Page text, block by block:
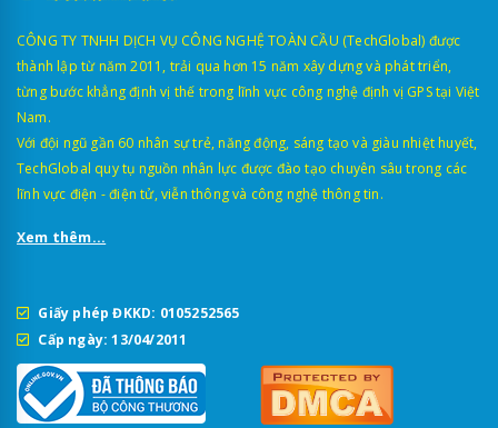
CÔNG TY TNHH DỊCH VỤ CÔNG NGHỆ TOÀN CẦU (TechGlobal) được
thành lập từ năm 2011, trải qua hơn 15 năm xây dựng và phát triển,
từng bước khẳng định vị thế trong lĩnh vực công nghệ định vị GPS tại Việt
Nam.
Với đội ngũ gần 60 nhân sự trẻ, năng động, sáng tạo và giàu nhiệt huyết,
TechGlobal quy tụ nguồn nhân lực được đào tạo chuyên sâu trong các
lĩnh vực điện - điện tử, viễn thông và công nghệ thông tin.
Xem thêm...
Giấy phép ĐKKD: 0105252565
Cấp ngày: 13/04/2011